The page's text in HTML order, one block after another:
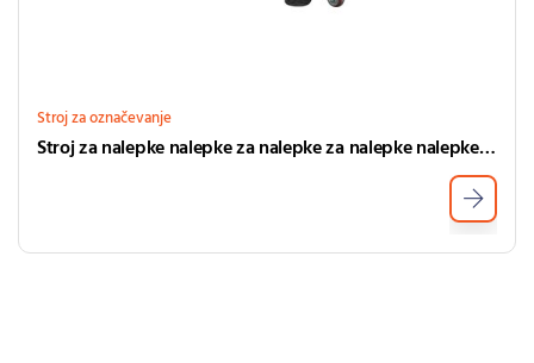
Stroj za označevanje
Stroj za nalepke nalepke za nalepke za nalepke nalepke za letenje okroglih steklenic